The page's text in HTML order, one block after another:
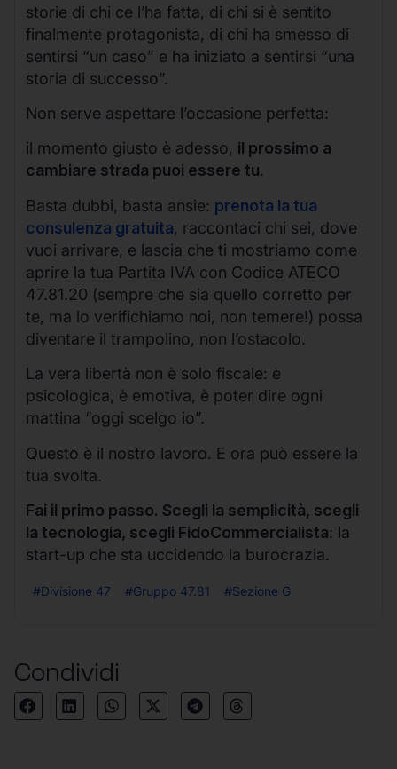
storie di chi ce l’ha fatta, di chi si è sentito
finalmente protagonista, di chi ha smesso di
sentirsi “un caso” e ha iniziato a sentirsi “una
storia di successo”.
Non serve aspettare l’occasione perfetta:
il momento giusto è adesso, il prossimo a
cambiare strada puoi essere tu.
Basta dubbi, basta ansie: prenota la tua
consulenza gratuita, raccontaci chi sei, dove
vuoi arrivare, e lascia che ti mostriamo come
aprire la tua Partita IVA con Codice ATECO
47.81.20 (sempre che sia quello corretto per
te, ma lo verifichiamo noi, non temere!) possa
diventare il trampolino, non l’ostacolo.
La vera libertà non è solo fiscale: è
psicologica, è emotiva, è poter dire ogni
mattina “oggi scelgo io”.
Questo è il nostro lavoro. E ora può essere la
tua svolta.
Fai il primo passo. Scegli la semplicità, scegli
la tecnologia, scegli FidoCommercialista: la
start-up che sta uccidendo la burocrazia.
#Divisione 47 #Gruppo 47.81 #Sezione G
Condividi